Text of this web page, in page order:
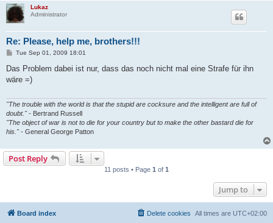
Lukaz
Administrator
Re: Please, help me, brothers!!!
P
s
Tue Sep 01, 2009 18:01
Das Problem dabei ist nur, dass das noch nicht mal eine Strafe für ihn
wäre =)
"The trouble with the world is that the stupid are cocksure and the intelligent are full of
doubt."- Bertrand Russell
"The object of war is not to die for your country but to make the other bastard die for
his."- General George Patton
Post Reply
11 posts • Page 1 of 1
Jump to
Board index All times are UTC+02:00
Delete cookies